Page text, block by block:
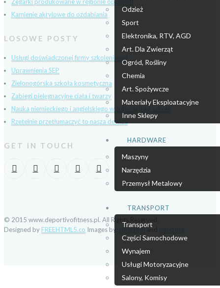
Odzież
Sport
Elektronika, RTV, AGD
Art. Dla Zwierząt
Ogród, Rośliny
Chemia
Art. Spożywcze
Materiały Eksploatacyjne
Inne Sklepy
HARDWARE
Maszyny
Narzędzia
Przemysł Metalowy
TRANSPORT
Transport
Części Samochodowe
Wynajem
Usługi Motoryzacyjne
Salony, Komisy
Kamienie akrylowe do ozdabiania
LOSOWE POSTY
Usługi doświadczonej firmy szkoleniowej
Uprawnienia SEP
Zielonogórska szkoła kosmetyczna
Zabiegi pielęgnacyjne ciała i twarzy
Nauka niemieckiego i angielskiego w trójmiejskiej szkole
Rzetelnie przetłumaczyć to nasza dewiza
GET IN TOUCH
© 2015 www.deportivofitness.pl. All Rights Reserved.
Designed by FREEHTML5.co Images by: Unsplashand